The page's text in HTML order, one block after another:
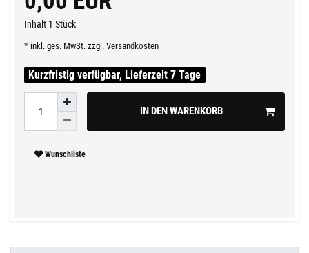
Inhalt 1 Stück
* inkl. ges. MwSt. zzgl. Versandkosten
Kurzfristig verfügbar, Lieferzeit 7 Tage
IN DEN WARENKORB
Wunschliste